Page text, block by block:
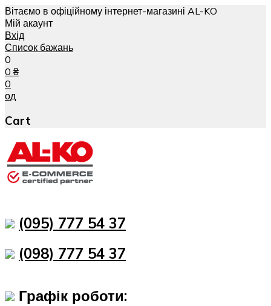
Вітаємо в офіційному інтернет-магазині AL-KO
Мій акаунт
Вхід
Список бажань
0
0 ₴
0
од
Cart
(095) 777 54 37
(098) 777 54 37
Графік роботи: